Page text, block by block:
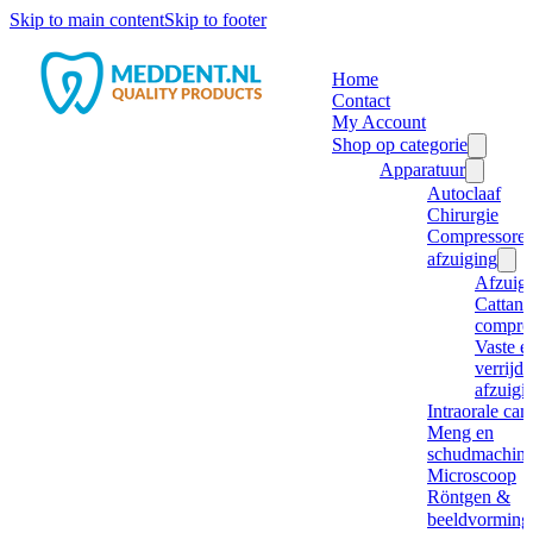
Skip to main contentSkip to footer
Home
Contact
My Account
Shop op categorie
Apparatuur
Autoclaaf
Chirurgie
afzuiging
Cattani
Vaste
Intraorale
Meng en
Microscoop
Röntgen &
beeldvorming